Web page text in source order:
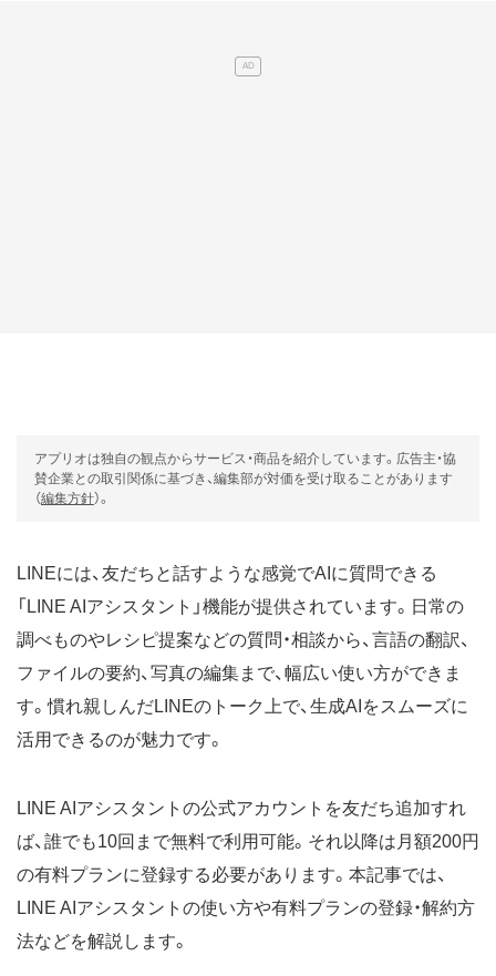
アプリオは独自の観点からサービス・商品を紹介しています。広告主・協
賛企業との取引関係に基づき、編集部が対価を受け取ることがあります
（編集方針）。
LINEには、友だちと話すような感覚でAIに質問できる
「LINE AIアシスタント」機能が提供されています。日常の
調べものやレシピ提案などの質問・相談から、言語の翻訳、
ファイルの要約、写真の編集まで、幅広い使い方ができま
す。慣れ親しんだLINEのトーク上で、生成AIをスムーズに
活用できるのが魅力です。
LINE AIアシスタントの公式アカウントを友だち追加すれ
ば、誰でも10回まで無料で利用可能。それ以降は月額200円
の有料プランに登録する必要があります。本記事では、
LINE AIアシスタントの使い方や有料プランの登録・解約方
法などを解説します。